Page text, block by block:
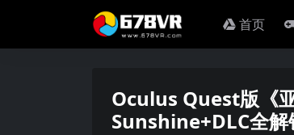
首页
Oculus Quest版《
Sunshine+DLC全解